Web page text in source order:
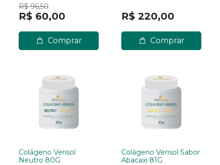
50ML
R$ 96,50
R$ 60,00
Comprar
R$ 220,00
Comprar
Colágeno Verisol
Neutro 80G
Colágeno Verisol Sabor
Abacaxi 81G